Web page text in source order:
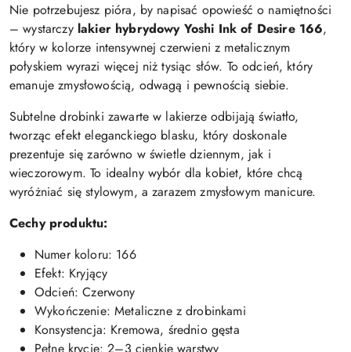
Nie potrzebujesz pióra, by napisać opowieść o namiętności
– wystarczy lakier hybrydowy Yoshi Ink of Desire 166,
który w kolorze intensywnej czerwieni z metalicznym
połyskiem wyrazi więcej niż tysiąc słów. To odcień, który
emanuje zmysłowością, odwagą i pewnością siebie.
Subtelne drobinki zawarte w lakierze odbijają światło,
tworząc efekt eleganckiego blasku, który doskonale
prezentuje się zarówno w świetle dziennym, jak i
wieczorowym. To idealny wybór dla kobiet, które chcą
wyróżniać się stylowym, a zarazem zmysłowym manicure.
Cechy produktu:
Numer koloru: 166
Efekt: Kryjący
Odcień: Czerwony
Wykończenie: Metaliczne z drobinkami
Konsystencja: Kremowa, średnio gęsta